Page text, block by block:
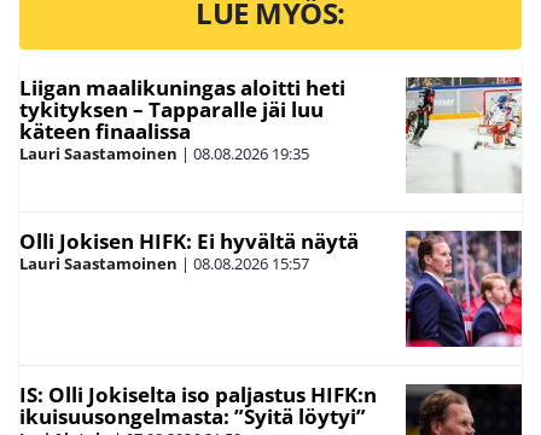
LUE MYÖS:
Liigan maalikuningas aloitti heti
tykityksen – Tapparalle jäi luu
käteen finaalissa
Lauri Saastamoinen | 08.08.2026 19:35
Olli Jokisen HIFK: Ei hyvältä näytä
Lauri Saastamoinen | 08.08.2026 15:57
IS: Olli Jokiselta iso paljastus HIFK:n
ikuisuusongelmasta: ”Syitä löytyi”